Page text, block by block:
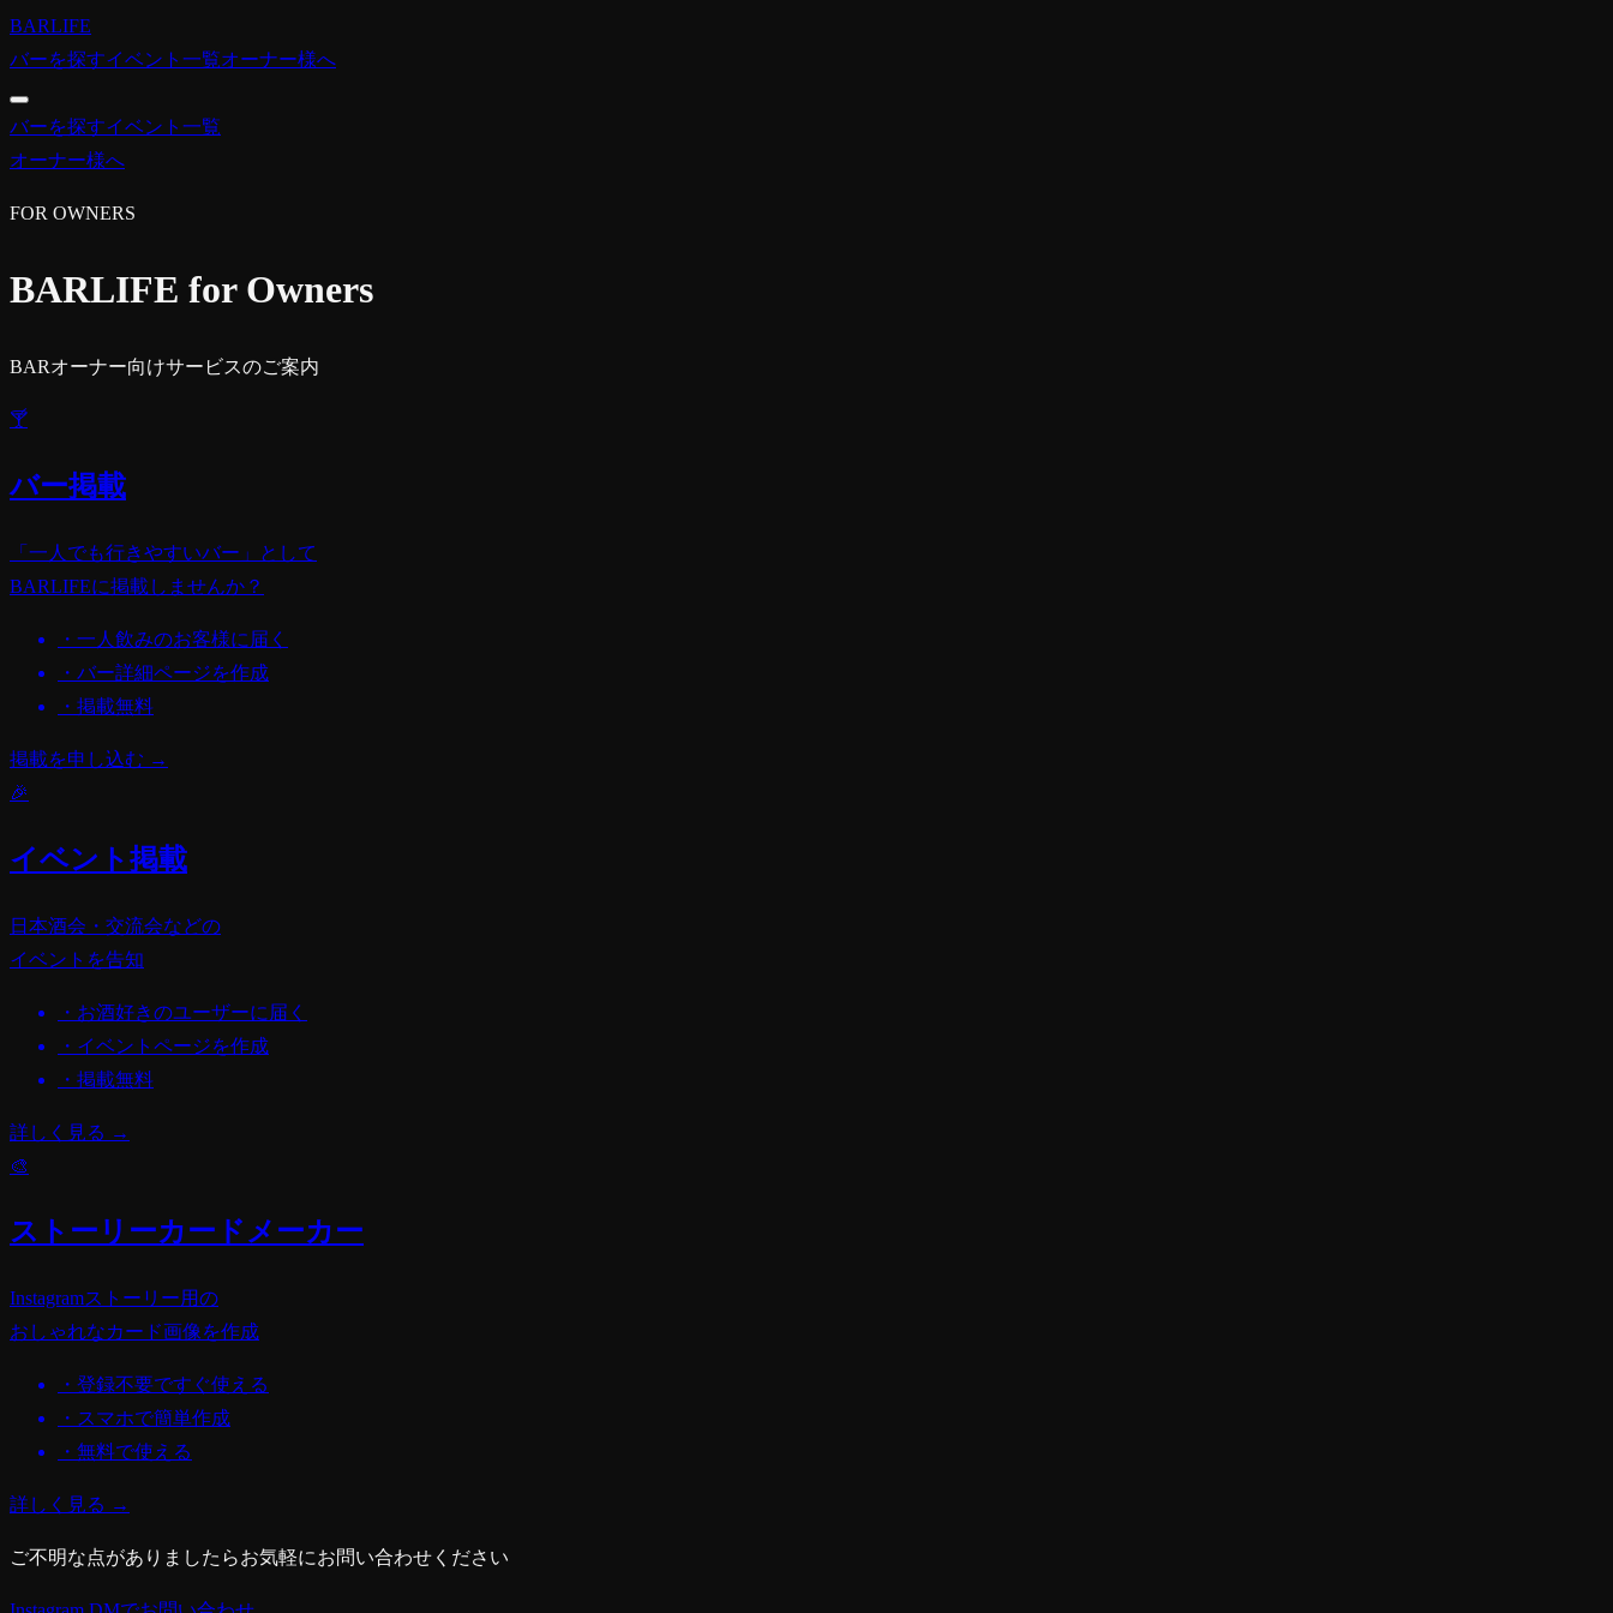
BARLIFE
バーを探すイベント一覧オーナー様へ
バーを探すイベント一覧
オーナー様へ
FOR OWNERS
BARLIFE for Owners
BARオーナー向けサービスのご案内
🍸
バー掲載
「一人でも行きやすいバー」として
BARLIFEに掲載しませんか？
・一人飲みのお客様に届く
・バー詳細ページを作成
・掲載無料
掲載を申し込む →
🎉
イベント掲載
日本酒会・交流会などの
イベントを告知
・お酒好きのユーザーに届く
・イベントページを作成
・掲載無料
詳しく見る →
🎨
ストーリーカードメーカー
Instagramストーリー用の
おしゃれなカード画像を作成
・登録不要ですぐ使える
・スマホで簡単作成
・無料で使える
詳しく見る →
ご不明な点がありましたらお気軽にお問い合わせください